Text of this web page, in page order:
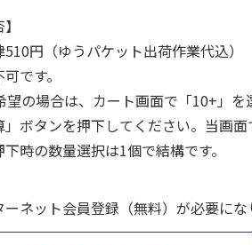
円（ゆうパケット出荷作業代込）
です。
の場合は、カート画面で「10+」を
ボタンを押下してください。当画面
時の数量選択は1個で結構です。
ネット会員登録（無料）が必要にな